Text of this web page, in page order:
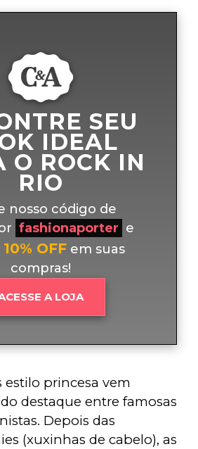
SEU
IDEAL
O ROCK IN
RIO
nosso código de
fashionaporter e
10% OFF em suas
compras!
A LOJA
estilo princesa vem
destaque entre famosas
Depois das
(xuxinhas de cabelo), as